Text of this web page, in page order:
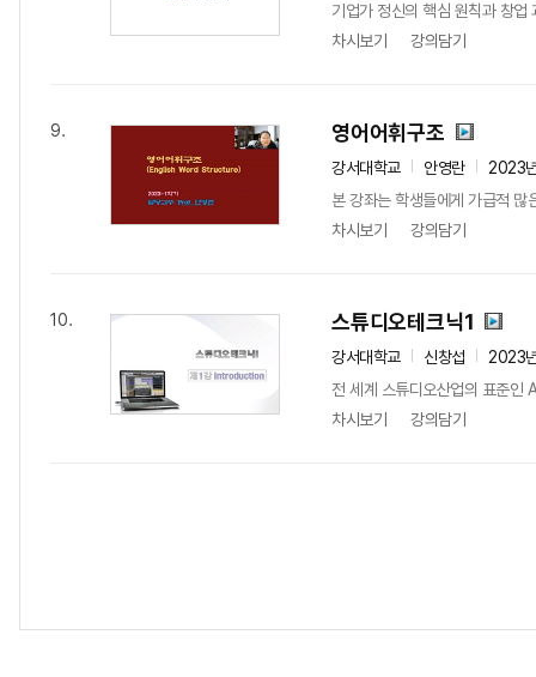
기업가 정신의 핵심 원칙과 창
차시보기
강의담기
9. 영어어휘구조
강서대학교 안영란
2023
본 강좌는 학생들에게 가급적 많
차시보기
강의담기
10. 스튜디오테크닉1
강서대학교 신창섭
2023
전 세계 스튜디오산업의 표준
차시보기
강의담기